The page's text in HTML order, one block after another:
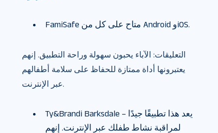
FamiSafe متاح على كل من Android وiOS.
التعليقات: الآباء يحبون سهولة وراحة التطبيق. إنهم
يعتبرونها أداة ممتازة للحفاظ على سلامة أطفالهم
عبر الإنترنت.
Ty&Brandi Barksdale – يعد هذا تطبيقًا جيدًا
لمراقبة نشاط طفلك عبر الإنترنت. إنهم